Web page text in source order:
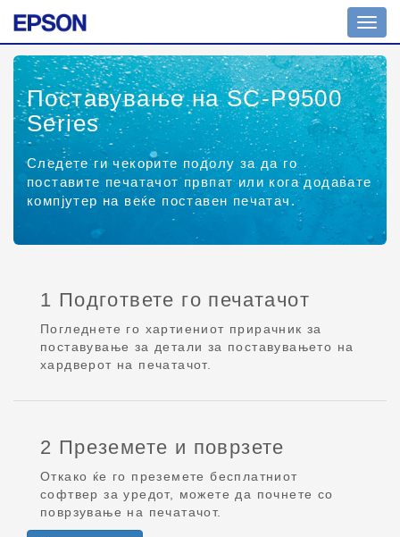
Поставување на SC-P9500
Series
Следете ги чекорите подолу за да го
поставите печатачот првпат или кога додавате
компјутер на веќе поставен печатач.
1 Подгответе го печатачот
Погледнете го хартиениот прирачник за
поставување за детали за поставувањето на
хардверот на печатачот.
2 Преземете и поврзете
Откако ќе го преземете бесплатниот
софтвер за уредот, можете да почнете со
поврзување на печатачот.